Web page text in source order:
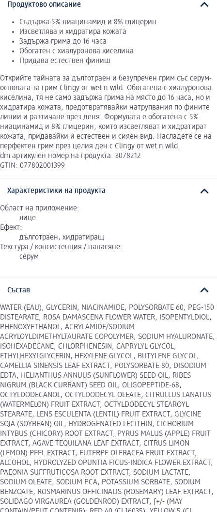
Продуктово описание
Съдържа 5% ниацинамид и 8% глицерин
Изсветлява и хидратира кожата
Задържа грима до 16 часа
Обогатен с хиалуронова киселина
Придава естествен финиш
Открийте тайната за дълготраен и безупречен грим със серум-
основата за грим Clingy от wet n wild. Обогатена с хиалуронова
киселина, тя не само задържа грима на място до 16 часа, но и
хидратира кожата, предотвратявайки натрупвания по фините
линии и разтичане през деня. Формулата е обогатена с 5%
ниацинамид и 8% глицерин, които изсветляват и хидратират
кожата, придавайки ѝ естествен и сияен вид. Насладете се на
перфектен грим през целия ден с Clingy от wet n wild.
dm артикулен номер на продукта: 3078212
GTIN: 077802001399
Характеристики на продукта
Област на приложение:
лице
Ефект:
дълготраен, хидратиращ
Текстура / консистенция / нанасяне:
серум
Състав
WATER (EAU), GLYCERIN, NIACINAMIDE, POLYSORBATE 60, PEG-150
DISTEARATE, ROSA DAMASCENA FLOWER WATER, ISOPENTYLDIOL,
PHENOXYETHANOL, ACRYLAMIDE/SODIUM
ACRYLOYLDIMETHYLTAURATE COPOLYMER, SODIUM HYALURONATE,
ISOHEXADECANE, CHLORPHENESIN, CAPRYLYL GLYCOL,
ETHYLHEXYLGLYCERIN, HEXYLENE GLYCOL, BUTYLENE GLYCOL,
CAMELLIA SINENSIS LEAF EXTRACT, POLYSORBATE 80, DISODIUM
EDTA, HELIANTHUS ANNUUS (SUNFLOWER) SEED OIL, RIBES
NIGRUM (BLACK CURRANT) SEED OIL, OLIGOPEPTIDE-68,
OCTYLDODECANOL, OCTYLDODECYL OLEATE, CITRULLUS LANATUS
(WATERMELON) FRUIT EXTRACT, OCTYLDODECYL STEAROYL
STEARATE, LENS ESCULENTA (LENTIL) FRUIT EXTRACT, GLYCINE
SOJA (SOYBEAN) OIL, HYDROGENATED LECITHIN, CICHORIUM
INTYBUS (CHICORY) ROOT EXTRACT, PYRUS MALUS (APPLE) FRUIT
EXTRACT, AGAVE TEQUILANA LEAF EXTRACT, CITRUS LIMON
(LEMON) PEEL EXTRACT, EUTERPE OLERACEA FRUIT EXTRACT,
ALCOHOL, HYDROLYZED OPUNTIA FICUS-INDICA FLOWER EXTRACT,
PAEONIA SUFFRUTICOSA ROOT EXTRACT, SODIUM LACTATE,
SODIUM OLEATE, SODIUM PCA, POTASSIUM SORBATE, SODIUM
BENZOATE, ROSMARINUS OFFICINALIS (ROSEMARY) LEAF EXTRACT,
SOLIDAGO VIRGAUREA (GOLDENROD) EXTRACT, [+/- (MAY